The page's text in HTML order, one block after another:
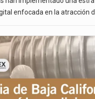
enfocada en la atracción